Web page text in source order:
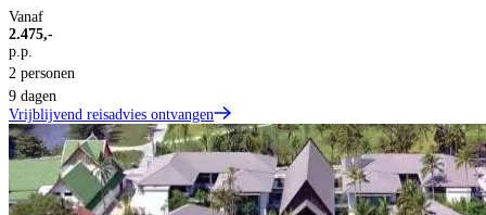
Vanaf
2.475,-
p.p.
2 personen
9 dagen
Vrijblijvend reisadvies ontvangen